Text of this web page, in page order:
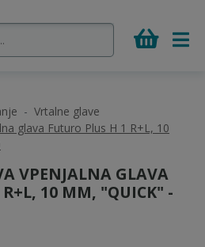
Vrtalne glave
glava Futuro Plus H 1 R+L, 10
VPENJALNA GLAVA
R+L, 10 MM, "QUICK" -